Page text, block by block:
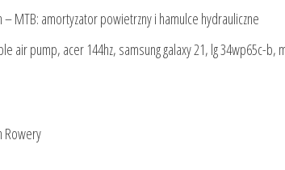
– MTB: amortyzator powietrzny i hamulce hydrauliczne
air pump, acer 144hz, samsung galaxy 21, lg 34wp65c-
Rowery